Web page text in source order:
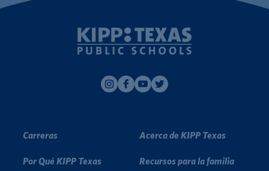
Carreras
Por Qué KIPP Texas
Acerca de KIPP Texas
Recursos para la familia